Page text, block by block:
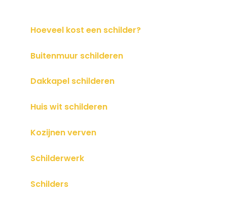
Hoeveel kost een schilder?
Buitenmuur schilderen
Dakkapel schilderen
Huis wit schilderen
Kozijnen verven
Schilderwerk
Schilders